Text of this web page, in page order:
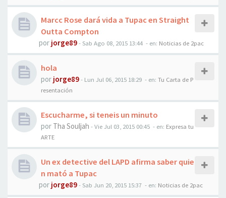
Marcc Rose dará vida a Tupac en Straight
Outta Compton
por jorge89- Sab Ago 08, 2015 13:44 - en: Noticias de 2pac
hola
por jorge89- Lun Jul 06, 2015 18:29 - en: Tu Carta de P
resentación
Escucharme, si teneis un minuto
por Tha Souljah -Vie Jul 03, 2015 00:45 - en: Expresa tu
ARTE
Un ex detective del LAPD afirma saber quie
n mató a Tupac
por jorge89- Sab Jun 20, 2015 15:37 - en: Noticias de 2pac